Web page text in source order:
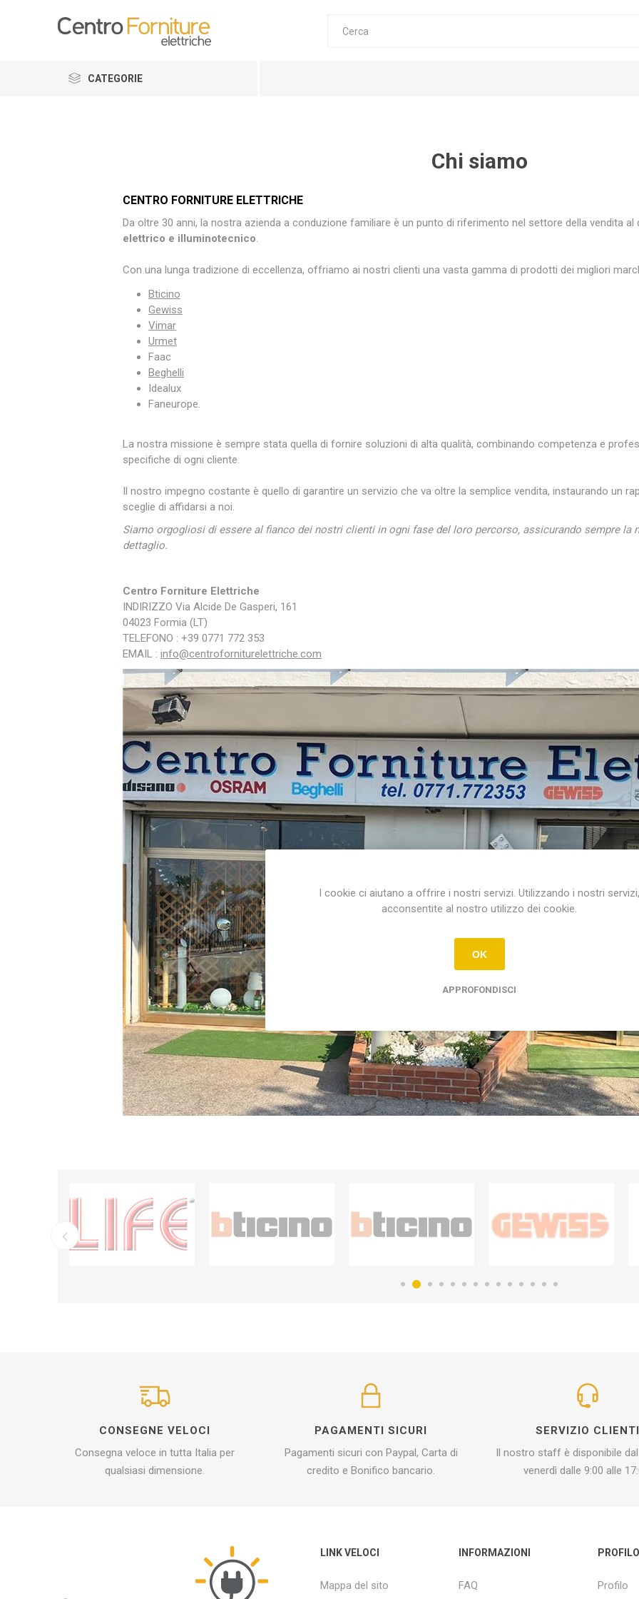
CATEGORIE
Chi siamo
CENTRO FORNITURE ELETTRICHE
Da oltre 30 anni, la nostra azienda a conduzione familiare è un punto di riferimento nel settore della vendita
elettrico e illuminotecnico.
Con una lunga tradizione di eccellenza, offriamo ai nostri clienti una vasta gamma di prodotti dei migliori
Bticino
Gewiss
Vimar
Urmet
Faac
Beghelli
Idealux
Faneurope.
La nostra missione è sempre stata quella di fornire soluzioni di alta qualità, combinando competenza e
specifiche di ogni cliente.
Il nostro impegno costante è quello di garantire un servizio che va oltre la semplice vendita, instaurando un
sceglie di affidarsi a noi.
Siamo orgogliosi di essere al fianco dei nostri clienti in ogni fase del loro percorso, assicurando sempre la
dettaglio.
Centro Forniture Elettriche
INDIRIZZO Via Alcide De Gasperi, 161
04023 Formia (LT)
TELEFONO : +39 0771 772 353
EMAIL : info@centroforniturelettriche.com
CONSEGNE VELOCI
Consegna veloce in tutta Italia per
qualsiasi dimensione.
PAGAMENTI SICURI
Pagamenti sicuri con Paypal, Carta di
credito e Bonifico bancario.
SERVIZIO CLIENTI
Il nostro staff è disponibile
venerdì dalle 9:00 alle
LINK VELOCI
Mappa del sito
INFORMAZIONI
FAQ
PROFILO
Profilo
I cookie ci aiutano a offrire i nostri servizi. Utilizzando i nostri servizi,
acconsentite al nostro utilizzo dei cookie.
OK
APPROFONDISCI